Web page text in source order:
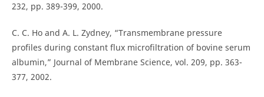
232, pp. 389-399, 2000.
C. C. Ho and A. L. Zydney, “Transmembrane pressure
profiles during constant flux microfiltration of bovine serum
albumin,” Journal of Membrane Science, vol. 209, pp. 363-
377, 2002.